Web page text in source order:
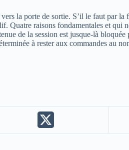
la porte de sortie. S’il le faut par
Quatre raisons fondamentales et qui
de la session est jusque-là
à rester aux commandes au